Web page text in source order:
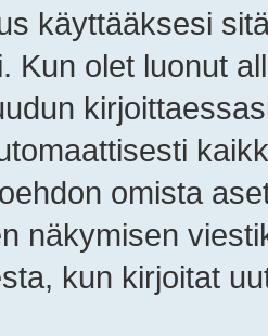
käyttääksesi
Kun olet luonut
omista
näkymisen
kun kirjoitat